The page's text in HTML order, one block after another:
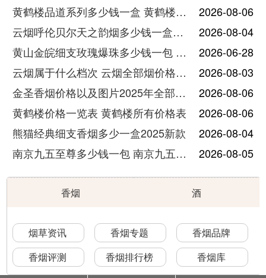
黄鹤楼品道系列多少钱一盒 黄鹤楼品道系列香烟价格表图片
2026-08-06
云烟呼伦贝尔天之韵烟多少钱一盒中支价格
2026-08-04
黄山金皖细支玫瑰爆珠多少钱一包 黄山金皖细支玫瑰爆珠2025最新价格
2026-06-28
云烟属于什么档次 云烟全部烟价格表大全
2026-08-03
金圣香烟价格以及图片2025年全部价格
2026-08-06
黄鹤楼价格一览表 黄鹤楼所有价格表
2026-08-06
熊猫经典细支香烟多少一盒2025新款
2026-08-04
南京九五至尊多少钱一包 南京九五至尊价格及图片
2026-08-05
香烟 酒
烟草资讯 香烟专题
香烟品牌
香烟评测
香烟排行榜 香烟库